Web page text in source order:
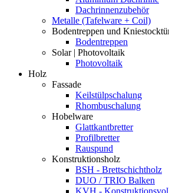
Dachrinnenzubehör
Metalle (Tafelware + Coil)
Bodentreppen und
Bodentreppen
Solar | Photovoltaik
Photovoltaik
Holz
Fassade
Keilstülpschalung
Rhombuschalung
Hobelware
Glattkantbretter
Profilbretter
Rauspund
Konstruktionsholz
BSH - Brettschichtholz
DUO / TRIO Balken